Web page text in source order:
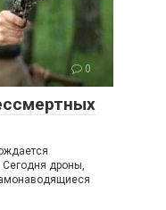
0
дроны,